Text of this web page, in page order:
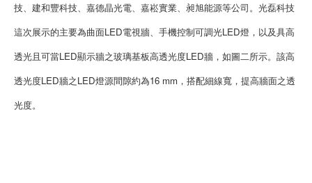
技、建和豐科技、嘉德晶光電、嘉崧實業、昶旭能源等公司。光磊科技
這次展示的主要為曲面LED電視牆、手機控制可調光LED燈，以及具高
透光且可當LED顯示牆之玻璃基板高透光度LED牆，如圖二所示。該高
透光度LED牆之LED燈源間隙約為16 mm，搭配細線寬，提高牆面之透
光度。